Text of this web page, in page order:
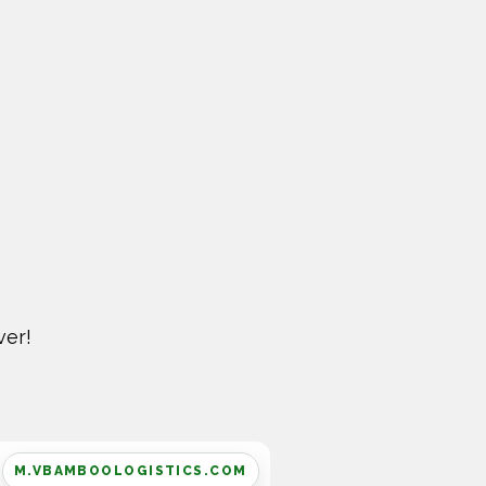
M.VBAMBOOLOGISTICS.COM